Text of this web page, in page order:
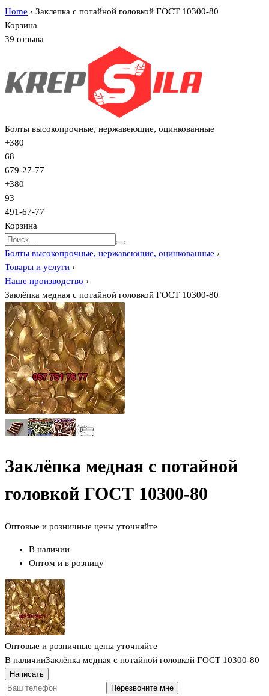
Home › Заклепка с потайной головкой ГОСТ 10300-80
Корзина
39 отзыва
Болты высокопрочные, нержавеющие, оцинкованные
+380
68
679-27-77
+380
93
491-67-77
Корзина
Болты высокопрочные, нержавеющие, оцинкованные ›
Товары и услуги ›
Наше производство ›
Заклёпка медная с потайной головкой ГОСТ 10300-80
Заклёпка медная с потайной
головкой ГОСТ 10300-80
Оптовые и розничные цены уточняйте
В наличии
Оптом и в розницу
Оптовые и розничные цены уточняйте
В наличииЗаклёпка медная с потайной головкой ГОСТ 10300-80
Написать
Перезвоните мне